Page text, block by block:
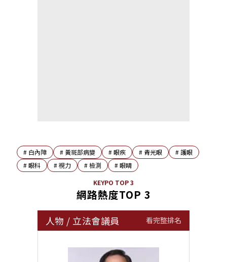
# 白內障 # 黃斑部病變 #眼疾 # 青光眼 #護眼
#眼科 #視力 #檢測 #眼睛
KEYPO TOP 3
網路熱度TOP 3
人物 / 立法會議員 看完整排名